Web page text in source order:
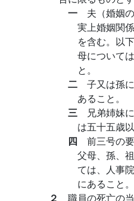
一 夫（婚姻
実上婚姻関
を含む。以
母について
と。
二 子又は孫
あること。
三
兄弟姉妹
は五十五歳
四 前三号の
父母、孫、
ては、人事
にあること。
２ 職員の死亡の